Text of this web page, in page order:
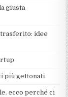
giusta
trasferito: idee
più gettonati
ecco perché ci